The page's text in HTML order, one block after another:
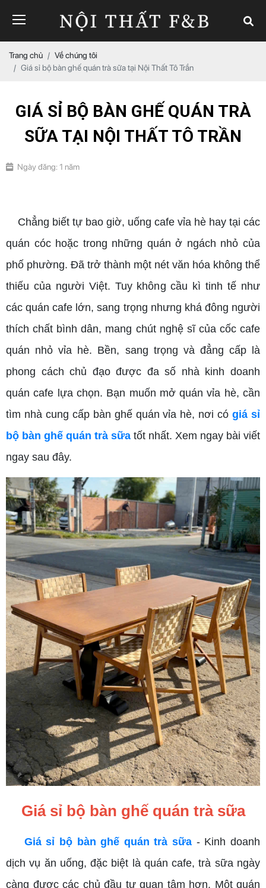
Trang chủ
Về chúng tôi
Giá sỉ bộ bàn ghế quán trà sữa tại Nội Thất Tô Trần
GIÁ SỈ BỘ BÀN GHẾ QUÁN TRÀ
SỮA TẠI NỘI THẤT TÔ TRẦN
Ngày đăng: 1 năm
Chẳng biết tự bao giờ, uống cafe vỉa hè hay tại các
quán cóc hoặc trong những quán ở ngách nhỏ của
phố phường. Đã trở thành một nét văn hóa không thể
thiếu của người Việt. Tuy không cầu kì tinh tế như
các quán cafe lớn, sang trọng nhưng khá đông người
thích chất bình dân, mang chút nghệ sĩ của cốc cafe
quán nhỏ vỉa hè. Bền, sang trọng và đẳng cấp là
phong cách chủ đạo được đa số nhà kinh doanh
quán cafe lựa chọn. Bạn muốn mở quán vỉa hè, cần
tìm nhà cung cấp bàn ghế quán vỉa hè, nơi có giá sỉ
bộ bàn ghế quán trà sữa tốt nhất. Xem ngay bài viết
ngay sau đây.
Giá sỉ bộ bàn ghế quán trà sữa
Giá sỉ bộ bàn ghế quán trà sữa - Kinh doanh
dịch vụ ăn uống, đặc biệt là quán cafe, trà sữa ngày
càng được các chủ đầu tư quan tâm hơn. Một quán